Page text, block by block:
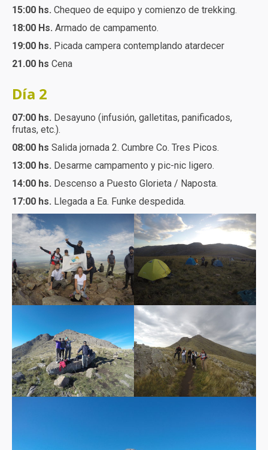
15:00 hs. Chequeo de equipo y comienzo de trekking.
18:00 Hs. Armado de campamento.
19:00 hs. Picada campera contemplando atardecer
21.00 hs Cena
Día 2
07:00 hs. Desayuno (infusión, galletitas, panificados,
frutas, etc.).
08:00 hs Salida jornada 2. Cumbre Co. Tres Picos.
13:00 hs. Desarme campamento y pic-nic ligero.
14:00 hs. Descenso a Puesto Glorieta / Naposta.
17:00 hs. Llegada a Ea. Funke despedida.